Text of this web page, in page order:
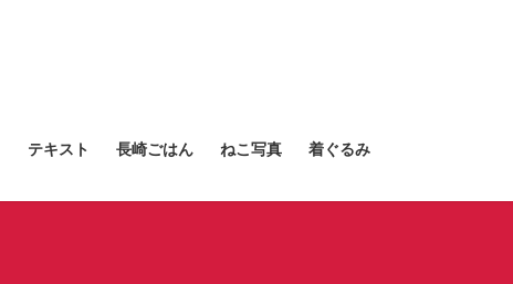
テキスト 長崎ごはん ねこ写真 着ぐるみ